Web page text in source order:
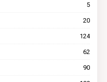
5
20
124
62
90